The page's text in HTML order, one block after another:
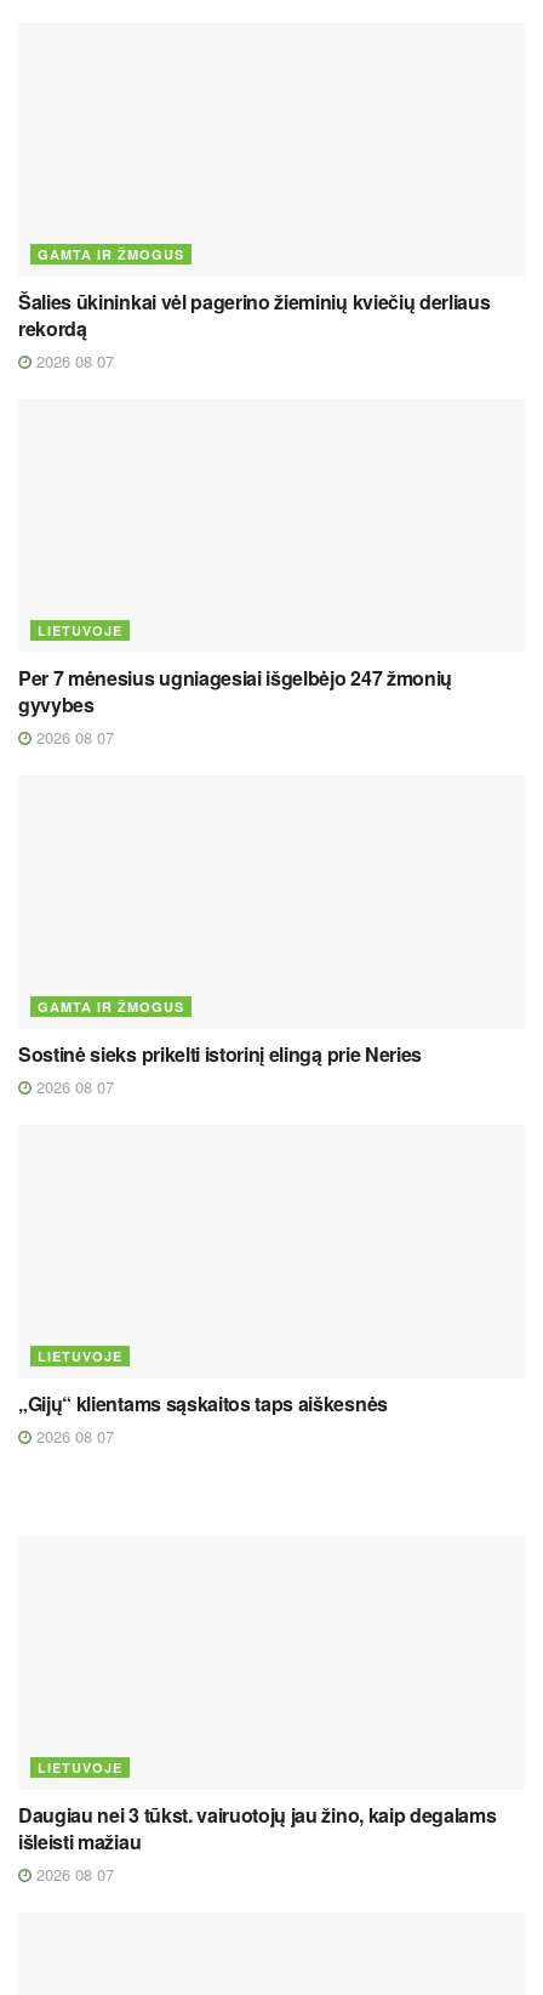
GAMTA IR ŽMOGUS
Šalies ūkininkai vėl pagerino žieminių kviečių derliaus
rekordą
2026 08 07
LIETUVOJE
Per 7 mėnesius ugniagesiai išgelbėjo 247 žmonių
gyvybes
2026 08 07
GAMTA IR ŽMOGUS
Sostinė sieks prikelti istorinį elingą prie Neries
2026 08 07
LIETUVOJE
„Gijų“ klientams sąskaitos taps aiškesnės
2026 08 07
LIETUVOJE
Daugiau nei 3 tūkst. vairuotojų jau žino, kaip degalams
išleisti mažiau
2026 08 07